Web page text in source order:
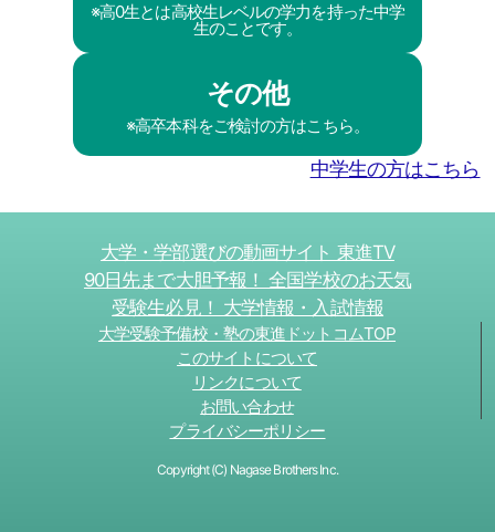
※高0生とは高校生レベルの学力を持った中学
生のことです。
その他
※高卒本科をご検討の方はこちら。
中学生の方はこちら
大学・学部選びの動画サイト 東進TV
90日先まで大胆予報！ 全国学校のお天気
受験生必見！ 大学情報・入試情報
大学受験予備校・塾の東進ドットコムTOP
このサイトについて
リンクについて
お問い合わせ
プライバシーポリシー
Copyright (C) Nagase Brothers Inc.